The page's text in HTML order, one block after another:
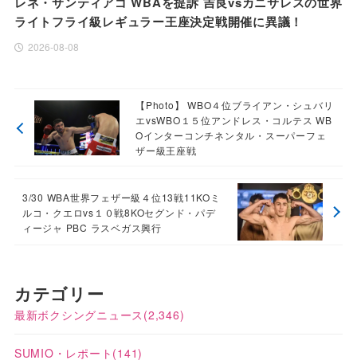
ライトフライ級レギュラー王座決定戦開催に異議！
2026-08-08
【Photo】 WBO４位ブライアン・シュバリ
エvsWBO１５位アンドレス・コルテス WB
Oインターコンチネンタル・スーパーフェ
ザー級王座戦
3/30 WBA世界フェザー級４位13戦11KOミ
ルコ・クエロvs１０戦8KOセグンド・パデ
ィージャ PBC ラスベガス興行
カテゴリー
最新ボクシングニュース (2,346)
SUMIO・レポート (141)